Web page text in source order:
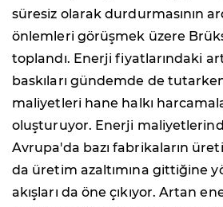
süresiz olarak durdurmasının
önlemleri görüşmek üzere
toplandı. Enerji fiyatlarındaki
baskıları gündemde de
maliyetleri hane halkı
oluşturuyor. Enerji
Avrupa'da bazı fabrikaların
da üretim azaltımına gittiğine
akışları da öne çıkıyor. Artan